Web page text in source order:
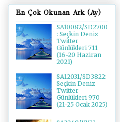
En Çok Okunan Ark (Ay)
SA10082/SD2700
: Seçkin Deniz
Twitter
Günlükleri 711
(16-20 Haziran
2021)
SA12031/SD3822:
Seçkin Deniz
Twitter
Günlükleri 970
(21-25 Ocak 2025)